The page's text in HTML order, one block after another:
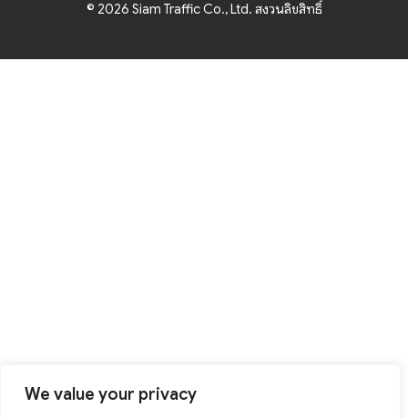
We value your privacy
© 2026 Siam Traffic Co., Ltd. สงวนลิขสิทธิ์